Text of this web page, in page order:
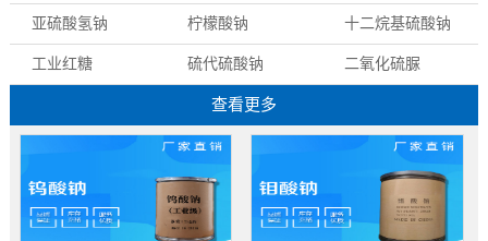
亚硫酸氢钠 柠檬酸钠 十二烷基硫酸钠
工业红糖 硫代硫酸钠 二氧化硫脲
查看更多